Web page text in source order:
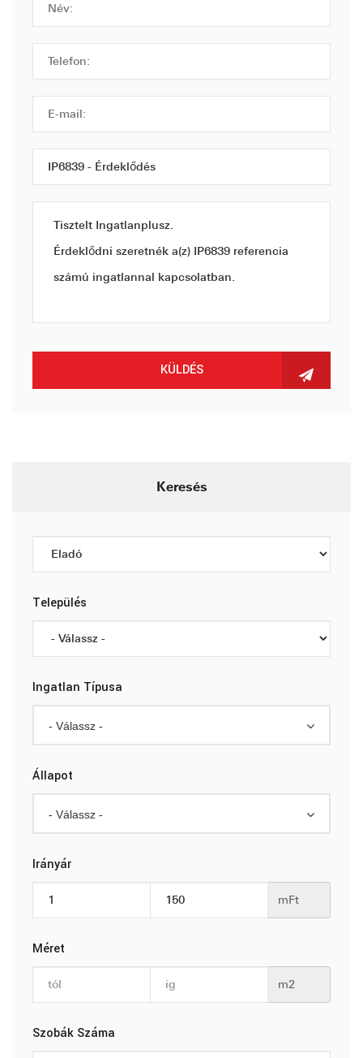
KÜLDÉS
Keresés
Település
Ingatlan Típusa
- Válassz -
Állapot
- Válassz -
Irányár
mFt
Méret
m2
Szobák Száma